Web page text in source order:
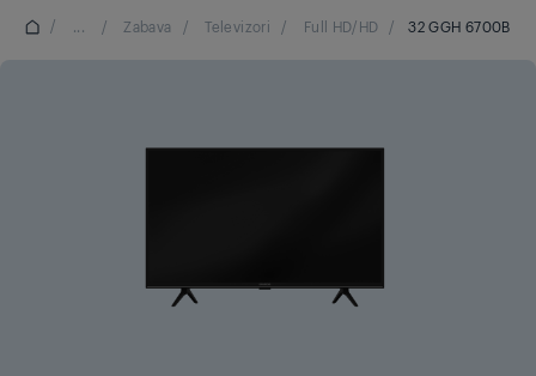
/ ... / Zabava / Televizori / Full HD/HD / 32 GGH 6700B